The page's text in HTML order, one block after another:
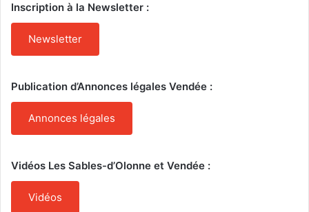
Inscription à la Newsletter :
Newsletter
Publication d’Annonces légales Vendée :
Annonces légales
Vidéos Les Sables-d’Olonne et Vendée :
Vidéos